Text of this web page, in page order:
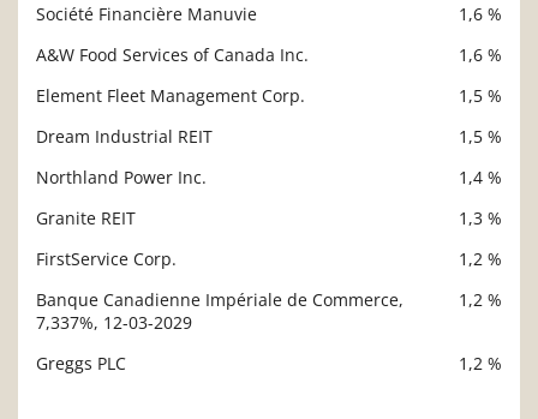
Société Financière Manuvie
1,6 %
A&W Food Services of Canada Inc.
1,6 %
Element Fleet Management Corp.
1,5 %
Dream Industrial REIT
1,5 %
Northland Power Inc.
1,4 %
Granite REIT
1,3 %
FirstService Corp.
1,2 %
Banque Canadienne Impériale de Commerce,
7,337%, 12-03-2029
1,2 %
Greggs PLC 1,2 %